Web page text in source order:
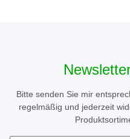
Bitte senden Sie mir
regelmäßig und jederzeit